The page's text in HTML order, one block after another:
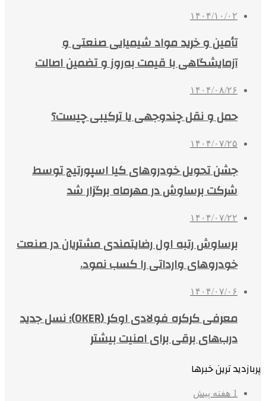
۱۴۰۴/۱۰/۰۲
تأمین و خرید مواد شیمیایی صنعتی و
آزمایشگاهی با قیمت به‌روز و تضمین اصالت
۱۴۰۴/۰۸/۲۶
حمل و نقل چندوجهی یا ترکیبی چیست؟
۱۴۰۴/۰۷/۲۵
جشن تحویل خودروهای کیا اسپورتیج توسط
شرکت برساوش در مهرماه برگزار شد
۱۴۰۴/۰۷/۲۲
برساوش رتبه اول رضایتمندی مشتریان در صنعت
خودروهای وارداتی را کسب نمود.
۱۴۰۴/۰۷/۰۶
معرفی کرکره فولادی اوکر (OKER)؛ نسل جدید
درب‌های برقی برای امنیت بیشتر
پربازدید ترین خبرها
1 هفته پیش